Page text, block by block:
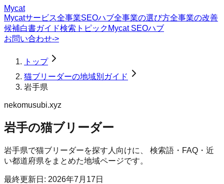
Mycat
Mycatサービス全事業SEOハブ全事業の選び方全事業の改善
候補白書ガイド検索トピック Mycat SEOハブ
お問い合わせ->
トップ
猫ブリーダーの地域別ガイド
岩手県
nekomusubi.xyz
岩手の猫ブリーダー
岩手県で猫ブリーダーを探す人向けに、 検索語・FAQ・近
い都道府県をまとめた地域ページです。
最終更新日: 2026年7月17日